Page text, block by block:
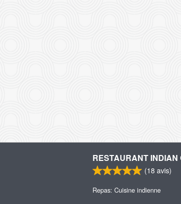
RESTAURANT
(18avis)
Repas: Cuisine indienne